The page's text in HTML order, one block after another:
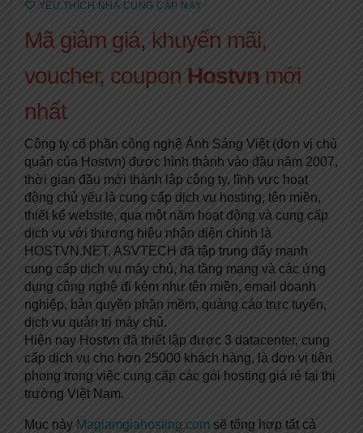
YÊU THÍCH NHÀ CUNG CẤP NÀY
Mã giảm giá, khuyến mãi,
voucher, coupon Hostvn mới
nhất
Công ty cổ phần công nghệ Ánh Sáng Việt (đơn vị chủ
quản của Hostvn) được hình thành vào đầu năm 2007,
thời gian đầu mới thành lập công ty, lĩnh vực hoạt
động chủ yếu là cung cấp dịch vụ hosting, tên miền,
thiết kế website, qua một năm hoạt động và cung cấp
dịch vụ với thương hiệu nhận diện chính là
HOSTVN.NET, ASVTECH đã tập trung đẩy mạnh
cung cấp dịch vụ máy chủ, hạ tầng mạng và các ứng
dụng công nghệ đi kèm như tên miền, email doanh
nghiệp, bản quyền phần mềm, quảng cáo trực tuyến,
dịch vụ quản trị máy chủ.
Hiện nay Hostvn đã thiết lập được 3 datacenter, cung
cấp dịch vụ cho hơn 25000 khách hàng, là đơn vị tiên
phong trong việc cung cấp các gói hosting giá rẻ tại thị
trường Việt Nam.
Mục này Magiamgiahosting.com sẽ tổng hợp tất cả